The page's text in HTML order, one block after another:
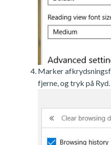
Marker
fjerne, og tryk på Ryd.